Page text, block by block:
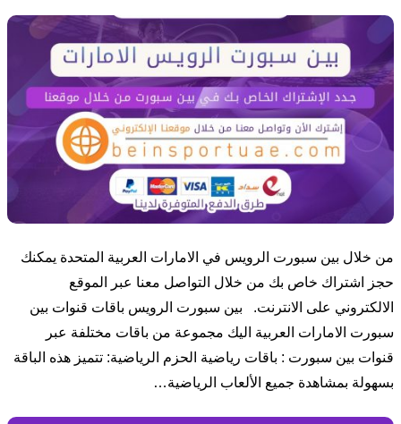
من خلال بين سبورت الرويس في الامارات العربية المتحدة يمكنك
حجز اشتراك خاص بك من خلال التواصل معنا عبر الموقع
الالكتروني على الانترنت. بين سبورت الرويس باقات قنوات بين
سبورت الامارات العربية اليك مجموعة من باقات مختلفة عبر
قنوات بين سبورت : باقات رياضية الحزم الرياضية: تتميز هذه الباقة
بسهولة بمشاهدة جميع الألعاب الرياضية…